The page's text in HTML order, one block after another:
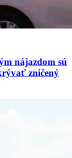
nájazdom sú
zničený